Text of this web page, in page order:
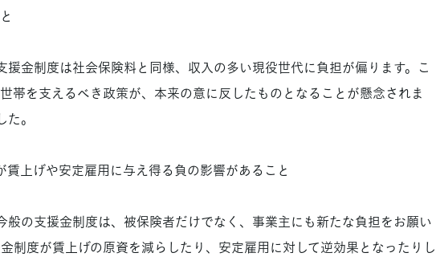
援金制度は社会保険料と同様、収入の多い現役世代に負担が偏ります。こ
帯を支えるべき政策が、本来の意に反したものとなることが懸念されま
。
が賃上げや安定雇用に与え得る負の影響があること
般の支援金制度は、被保険者だけでなく、事業主にも新たな負担をお願い
制度が賃上げの原資を減らしたり、安定雇用に対して逆効果となったりし